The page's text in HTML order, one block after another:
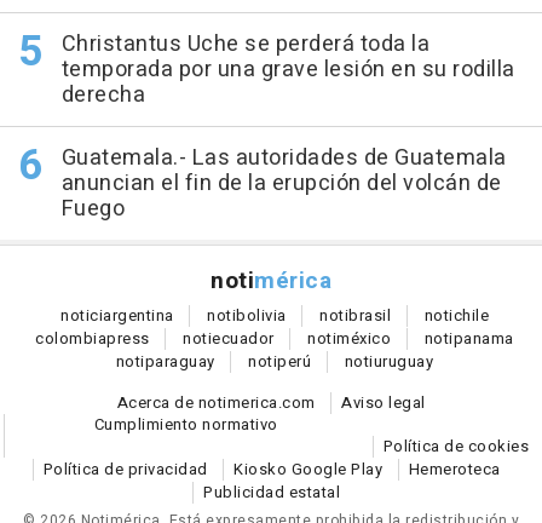
Christantus Uche se perderá toda la
temporada por una grave lesión en su rodilla
derecha
Guatemala.- Las autoridades de Guatemala
anuncian el fin de la erupción del volcán de
Fuego
notimérica
noticiargentina notibolivia notibrasil notichile
colombiapress notiecuador notiméxico notipanama
notiparaguay notiperú notiuruguay
Acerca de notimerica.com
Aviso legal
Cumplimiento normativo
Política de cookies
Política de privacidad
Kiosko Google Play
Hemeroteca
Publicidad estatal